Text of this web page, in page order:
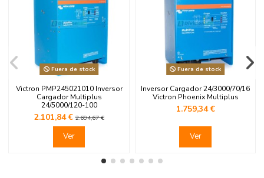
Fuera de stock
Victron PMP245021010 Inversor
Cargador Multiplus
24/5000/120-100
2.101,84 €2.694,67 €
Ver
Fuera de stock
Inversor Cargador 24/3000/70/16
Victron Phoenix Multiplus
1.759,34 €
Ver